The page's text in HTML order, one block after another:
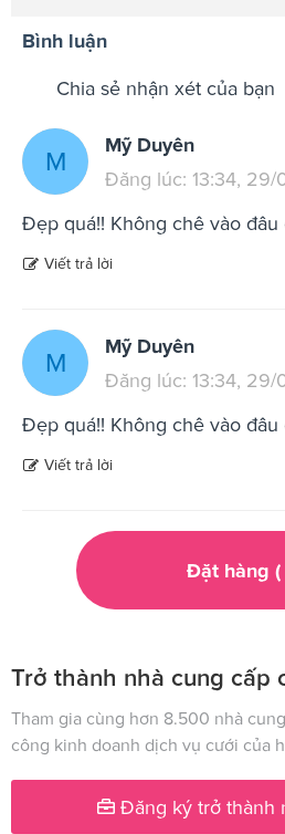
Bình luận
Chia sẻ nhận xét của bạn
M
Mỹ Duyên
Đăng lúc: 13:34, 29/
Đẹp quá!! Không chê vào đâu
Viết trả lời
M
Mỹ Duyên
Đăng lúc: 13:34, 29/
Đẹp quá!! Không chê vào đâu
Viết trả lời
Đặt hàng (
Trở thành nhà cung cấp
Tham gia cùng hơn 8.500 nhà
công kinh doanh dịch vụ cưới của
Đăng ký trở thành